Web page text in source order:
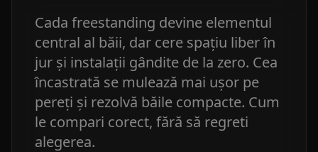
Cada freestanding devine elementul
central al băii, dar cere spațiu liber în
jur și instalații gândite de la zero. Cea
încastrată se mulează mai ușor pe
pereți și rezolvă băile compacte. Cum
le compari corect, fără să regreti
alegerea.